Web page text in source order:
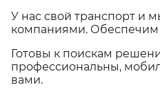
У нас свой транспорт и
компаниями. Обеспечим
Готовы к поискам
профессиональны,
вами.